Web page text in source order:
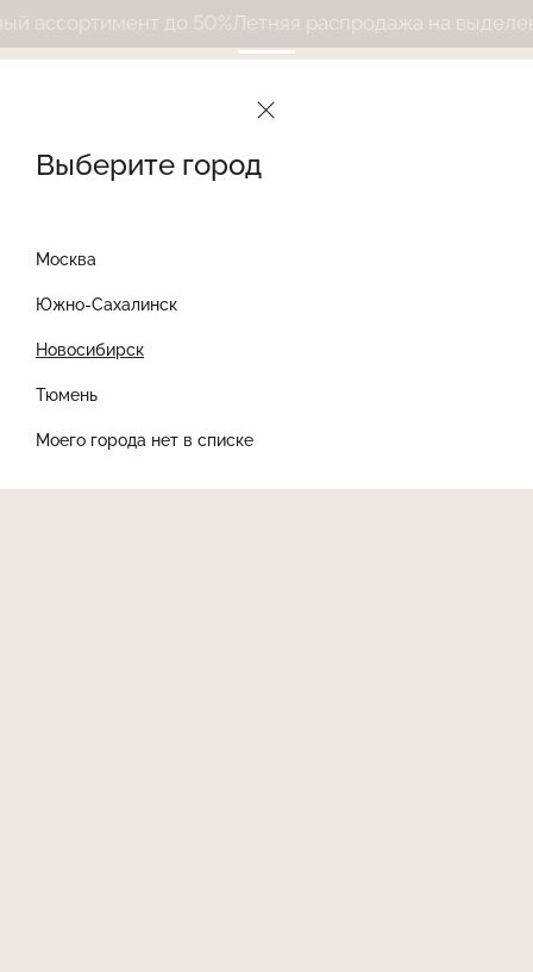
Выберите город
Москва
Южно-Сахалинск
Новосибирск
Тюмень
Моего города нет в списке
до 50%Летняя распродажа на